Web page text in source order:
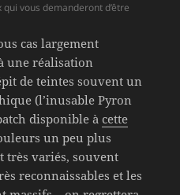
vous demanderont d’être
cas largement
une réalisation
de teintes souvent un
(l’inusable Pyron
disponible à cette
un peu plus
très variés, souvent
reconnaissables et les